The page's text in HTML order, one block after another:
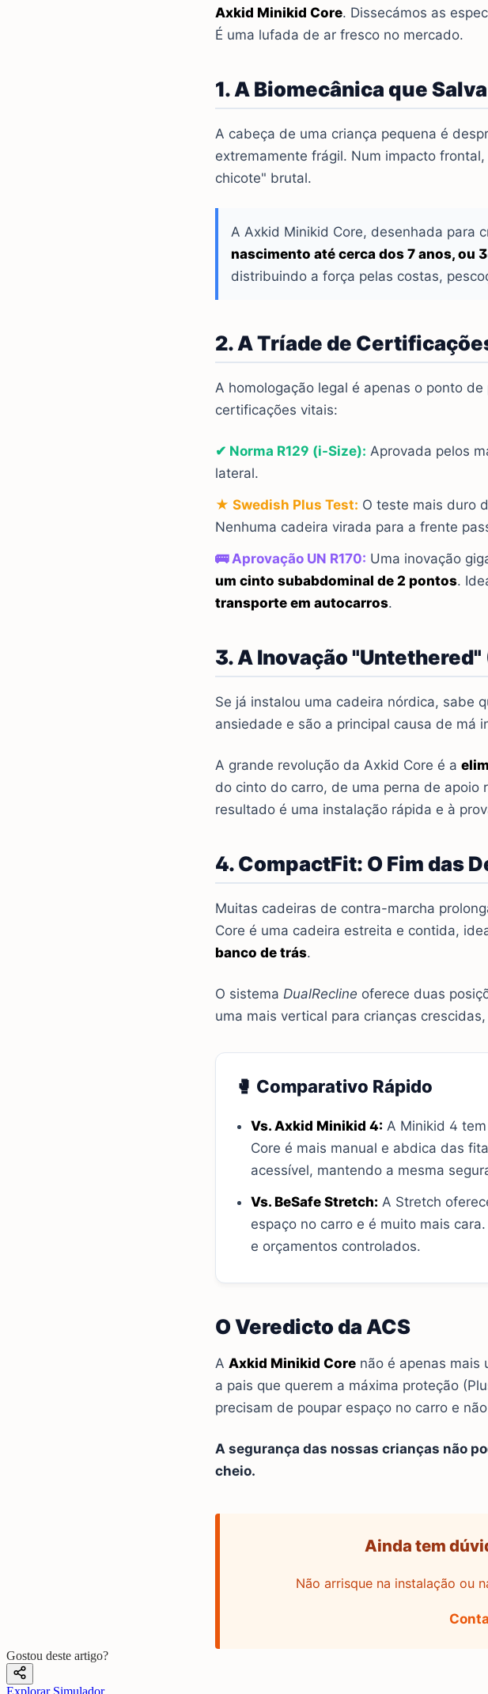
Axkid Minikid Core. Dissecámos as
É uma lufada de ar fresco no mercado.
1. A Biomecânica que
A cabeça de uma criança pequena é
extremamente frágil. Num impacto
chicote" brutal.
A Axkid Minikid Core, desenhada para
nascimento até cerca dos 7 anos, ou
distribuindo a força pelas costas,
2. A Tríade de
A homologação legal é apenas o ponto
certificações vitais:
✔ Norma R129 (i-Size): Aprovada pelos
lateral.
★ Swedish Plus Test: O teste mais duro
Nenhuma cadeira virada para a frente
🚌 Aprovação UN R170: Uma inovação
um cinto subabdominal de 2 pontos.
transporte em autocarros.
3. A Inovação "Untethered"
Se já instalou uma cadeira nórdica, sabe
ansiedade e são a principal causa de má
A grande revolução da Axkid Core é a
do cinto do carro, de uma perna de apoio
resultado é uma instalação rápida e à
4. CompactFit: O Fim das
Muitas cadeiras de contra-marcha
Core é uma cadeira estreita e contida,
banco de trás.
O sistema DualRecline oferece duas
uma mais vertical para crianças
🥊 Comparativo Rápido
Vs. Axkid Minikid 4: A Minikid 4
Core é mais manual e abdica das
acessível, mantendo a mesma
Vs. BeSafe Stretch: A Stretch
espaço no carro e é muito mais
e orçamentos controlados.
O Veredicto da ACS
A Axkid Minikid Core não é apenas mais
a pais que querem a máxima proteção
precisam de poupar espaço no carro e
A segurança das nossas crianças não
cheio.
Ainda tem
Não arrisque na instalação ou
Gostou deste artigo?
Explorar Simulador